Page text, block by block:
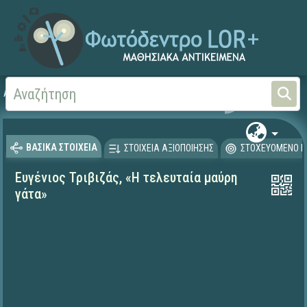
Αρχική Γλώσσα και Λογοτεχνία
ΒΑΣΙΚΑ ΣΤΟΙΧΕΙΑ ΣΤΟΙΧΕΙΑ ΑΞΙΟΠΟΙΗΣΗΣ ΣΤΟΧΕΥΟΜΕΝΟ
Ευγένιος Τριβιζάς, «Η τελευταία μαύρη
γάτα»